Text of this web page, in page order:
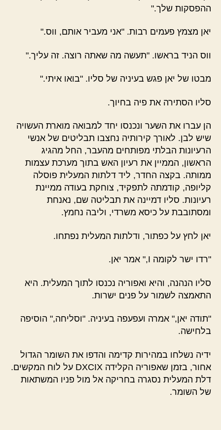
ההפסקות שלך."
יאן מצמץ פעמים רבות. "אני מעביר אותם, ווס."
ווס הניד בראשו. "תעשה מה שאתה רוצה. זה עליך."
מבטו של יאן פגש בעיניה של סליו. "בואו איתי."
סליו הסתירה את פיה בחיוך.
הן עברו את השער ונכנסו יחד למבואה מוארת העשויה
שיש לבן. לאורך קירותיה נחצבו תבליטים של אנשי
הרעיונות הבלתי מפותחים מהעבר, החל מהגיג
הראשון, הממיין את רעיון האש בתוך מערכת עצמות
ממותה. בקצה החדר, ליד דלתות המעלית פוסלה
קליופה, קודמתה לתפקיד, צוחקת בעודה ממיינת
רעיונות. סליו דמיינה את תבליטה שם, נאנחת
ומסתובבת על כיסא משרדי, וליבה נחמץ.
יאן לחץ על כפתור, ודלתות המעלית נפתחו.
"רדו ישר לקומה I," אמר יאן.
סליו הנהנה, והיא ואפוריה נכנסו לתוך המעלית. היא
התאמצה לשמור על פנים ישרות.
"תודה יאן," אמרה ועפעפה בעיניה. "וסליחה," הוסיפה
בלחישה.
ידיה נשלחו במהירות קדימה והדפו את השומר הגדול
אחור, בזמן שאפוריה הקלידה DXCIX על לוח המקשים.
דלת המעלית נסגרה בחריקה אל מול פניו המשתאות
של השומר.